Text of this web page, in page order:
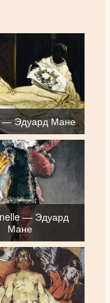
— Эдуард Мане
— Эдуард
Мане